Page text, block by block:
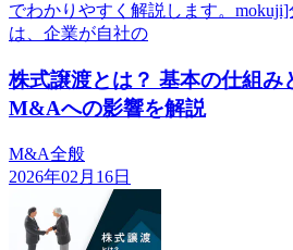
でわかりやすく解説します。
は、企業が自社の
株式譲渡とは？ 基本の仕組み
M&Aへの影響を解説
M&A全般
2026年02月16日